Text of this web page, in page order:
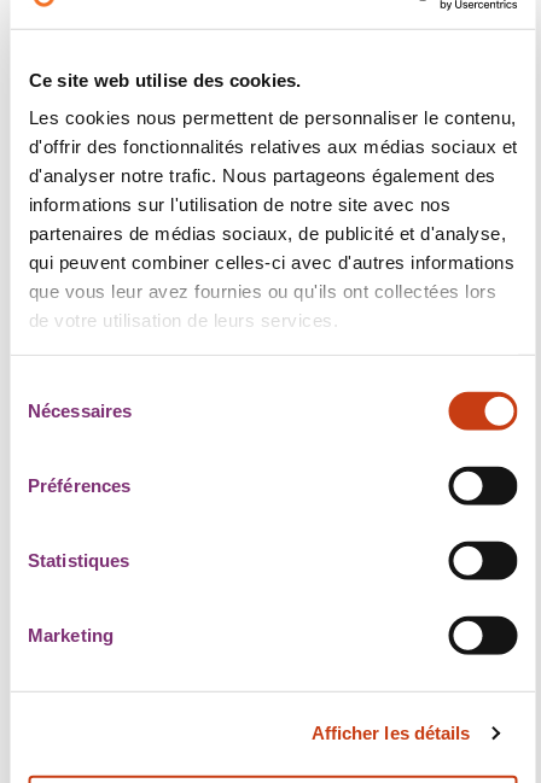
Ce site web utilise des cookies.
Les cookies nous permettent de personnaliser le contenu,
d'offrir des fonctionnalités relatives aux médias sociaux et
d'analyser notre trafic. Nous partageons également des
informations sur l'utilisation de notre site avec nos
partenaires de médias sociaux, de publicité et d'analyse,
qui peuvent combiner celles-ci avec d'autres informations
que vous leur avez fournies ou qu'ils ont collectées lors
de votre utilisation de leurs services.
Nécessaires
Préférences
Statistiques
Marketing
Afficher les détails
Tu veux que ton CV sorte du lot et se différencie dans
la masse que recoivent les recruteurs lors du
processus d'embauche?
Et si tu optais pour un CV sous format vidéo?
Lors de notre atelier, nos experts te feront découvrir
les spécificités de ce type de CV. Quels sont les
points importants? Quelles sont les erreurs à éviter?
notre atelier!
Le contenu de cet article est de la seule responsabilité de son
TwitterLinkedInYouTube